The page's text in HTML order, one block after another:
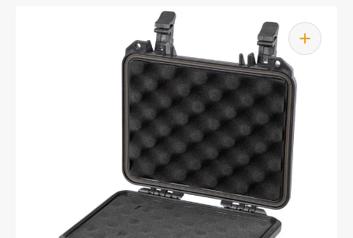
Åbn
det
fremhævede
medie
i
gallerivisning